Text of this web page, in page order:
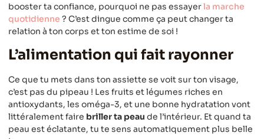
booster ta confiance, pourquoi ne pas essayerla marche
quotidienne ? C’est dingue comme ça peut changer ta
relation à ton corps et ton estime de soi !
L’alimentation qui fait rayonner
Ce que tu mets dans ton assiette se voit sur ton visage,
c’est pas du pipeau ! Les fruits et légumes riches en
antioxydants, les oméga-3, et une bonne hydratation vont
littéralement faire briller ta peau de l’intérieur. Et quand ta
peau est éclatante, tu te sens automatiquement plus belle